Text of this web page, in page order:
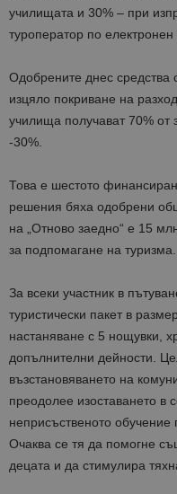
училищата и 30% – при
туроператор по електронен
Одобрените днес средства
изцяло покриване на
училища получават 70% от
-30%.
Това е шестото
решения бяха одобрени
на „Отново заедно“ е 15
за подпомагане на туризма.
За всеки участник в
туристически пакет в
настаняване с 5 нощувки,
допълнителни дейности.
възстановяването на
преодолее изоставането в
неприсъственото
Очаква се тя да помогне
децата и да стимулира